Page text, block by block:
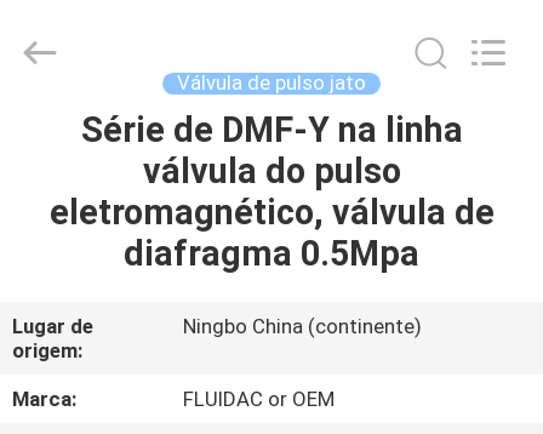
CASA
PRODUTOS
SOBRE
NÓS
FLUID
AUTOMATIC
Válvula de pulso jato
Série de DMF-Y na linha
válvula do pulso
eletromagnético, válvula de
diafragma 0.5Mpa
Lugar de
origem:
Ningbo China (continente)
Marca:
FLUIDAC or OEM